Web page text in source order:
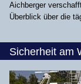
Aichberger
Überblick über die
Sicherheit am